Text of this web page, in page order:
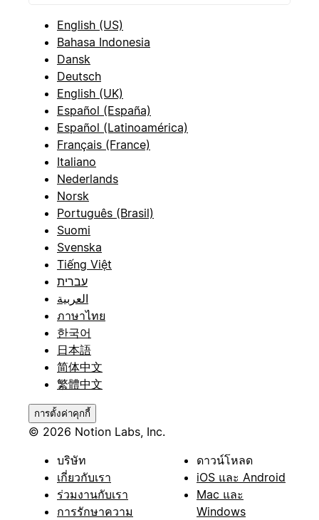
English (US)
Bahasa Indonesia
Dansk
Deutsch
English (UK)
Español (España)
Español (Latinoamérica)
Français (France)
Italiano
Nederlands
Norsk
Português (Brasil)
Suomi
Svenska
Tiếng Việt
עברית
العربية
ภาษาไทย
한국어
日本語
简体中文
繁體中文
การตั้งค่าคุกกี้
© 2026 Notion Labs, Inc.
บริษัท
เกี่ยวกับเรา
ร่วมงานกับเรา
การรักษาความ
ดาวน์โหลด
iOS และ Android
Mac และ
Windows